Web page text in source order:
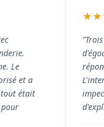
Le
et a
tout était